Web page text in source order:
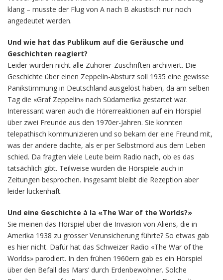
klang – musste der Flug von A nach B akustisch nur noch
angedeutet werden.
Und wie hat das Publikum auf die Geräusche und
Geschichten reagiert?
Leider wurden nicht alle Zuhörer-Zuschriften archiviert. Die
Geschichte über einen Zeppelin-Absturz soll 1935 eine gewisse
Panikstimmung in Deutschland ausgelöst haben, da am selben
Tag die «Graf Zeppelin» nach Südamerika gestartet war.
Interessant waren auch die Hörerreaktionen auf ein Hörspiel
über zwei Freunde aus den 1970er-Jahren. Sie konnten
telepathisch kommunizieren und so bekam der eine Freund mit,
was der andere dachte, als er per Selbstmord aus dem Leben
schied. Da fragten viele Leute beim Radio nach, ob es das
tatsächlich gibt. Teilweise wurden die Hörspiele auch in
Zeitungen besprochen. Insgesamt bleibt die Rezeption aber
leider lückenhaft.
Und eine Geschichte à la «The War of the Worlds?»
Sie meinen das Hörspiel über die Invasion von Aliens, die in
Amerika 1938 zu grosser Verunsicherung führte? So etwas gab
es hier nicht. Dafür hat das Schweizer Radio «The War of the
Worlds» parodiert. In den frühen 1960ern gab es ein Hörspiel
über den Befall des Mars‘ durch Erdenbewohner. Solche